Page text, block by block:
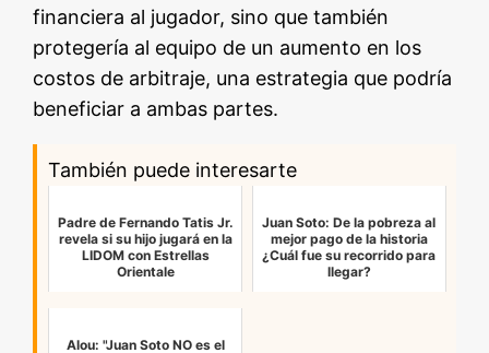
financiera al jugador, sino que también
protegería al equipo de un aumento en los
costos de arbitraje, una estrategia que podría
beneficiar a ambas partes.
También puede interesarte
Padre de Fernando Tatis Jr.
revela si su hijo jugará en la
LIDOM con Estrellas
Orientale
Juan Soto: De la pobreza al
mejor pago de la historia
¿Cuál fue su recorrido para
llegar?
Alou: "Juan Soto NO es el